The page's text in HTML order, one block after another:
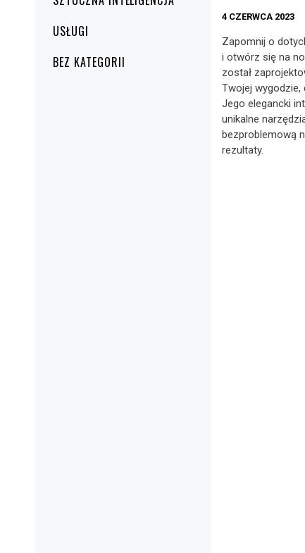
USŁUGI
BEZ KATEGORII
4 CZERWCA 2023
Zapomnij o
i otwórz się na
został
Twojej wygodzie,
Jego elegancki
unikalne
bezproblemową
rezultaty.